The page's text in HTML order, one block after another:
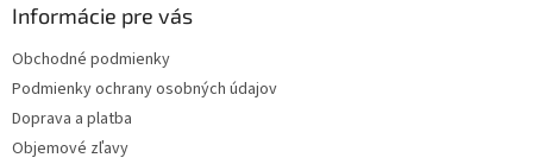
Informácie pre vás
Obchodné podmienky
Podmienky ochrany osobných údajov
Doprava a platba
Objemové zľavy